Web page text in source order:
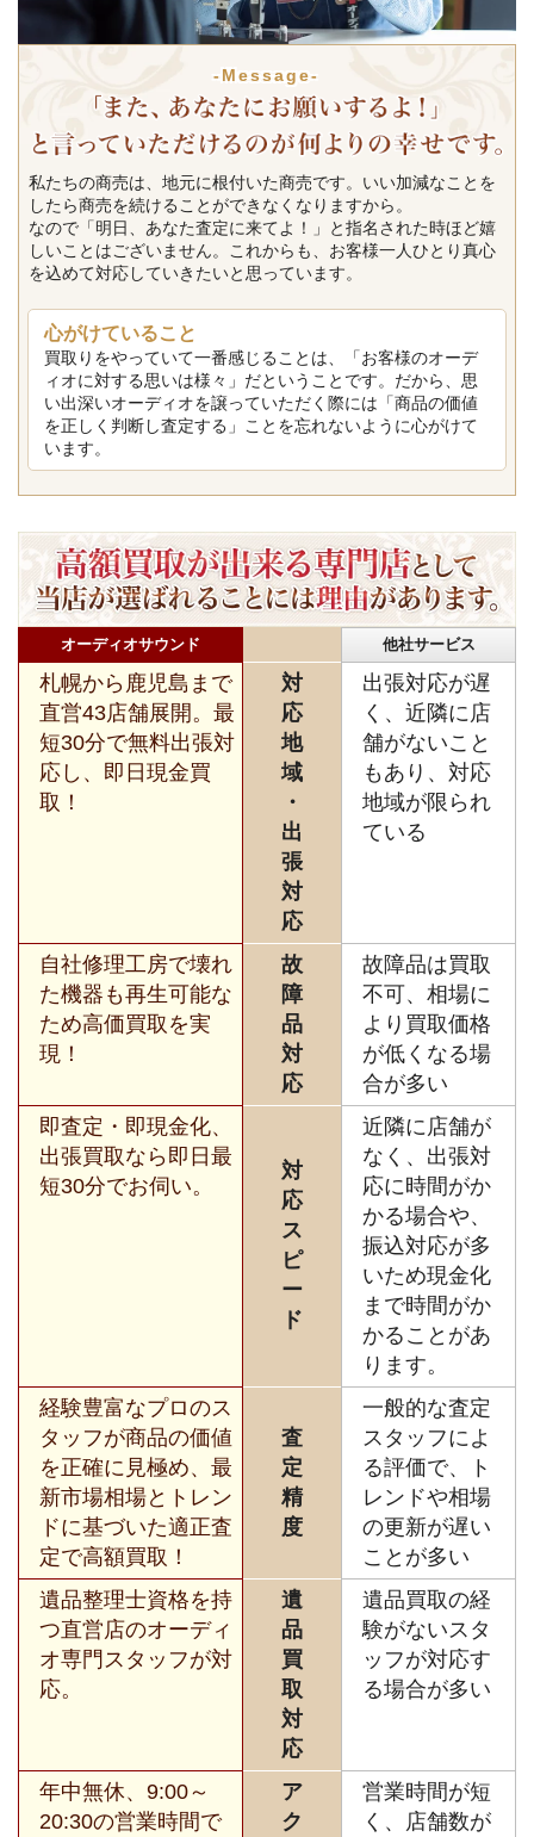
-Message-
私たちの商売は、地元に根付いた商売です。いい加減なことを
したら商売を続けることができなくなりますから。
なので「明日、あなた査定に来てよ！」と指名された時ほど嬉
しいことはございません。これからも、お客様一人ひとり真心
を込めて対応していきたいと思っています。
心がけていること
買取りをやっていて一番感じることは、「お客様のオーデ
ィオに対する思いは様々」だということです。だから、思
い出深いオーディオを譲っていただく際には「商品の価値
を正しく判断し査定する」ことを忘れないように心がけて
います。
オーディオサウンド 他社サービス
札幌から鹿児島まで
直営43店舗展開。最
短30分で無料出張対
応し、即日現金買
取！
対
応
地
域
・
出
張
対
応
出張対応が遅
く、近隣に店
舗がないこと
もあり、対応
地域が限られ
ている
自社修理工房で壊れ
た機器も再生可能な
ため高価買取を実
現！
故
障
品
対
応
故障品は買取
不可、相場に
より買取価格
が低くなる場
合が多い
即査定・即現金化、
出張買取なら即日最
短30分でお伺い。
対
応
ス
ピ
ー
ド
近隣に店舗が
なく、出張対
応に時間がか
かる場合や、
振込対応が多
いため現金化
まで時間がか
かることがあ
ります。
経験豊富なプロのス
タッフが商品の価値
を正確に見極め、最
新市場相場とトレン
ドに基づいた適正査
定で高額買取！
査
定
精
度
一般的な査定
スタッフによ
る評価で、ト
レンドや相場
の更新が遅い
ことが多い
遺品整理士資格を持
つ直営店のオーディ
オ専門スタッフが対
応。
遺
品
買
取
対
応
遺品買取の経
験がないスタ
ッフが対応す
る場合が多い
年中無休、9:00～
20:30の営業時間で
ア
ク
営業時間が短
く、店舗数が